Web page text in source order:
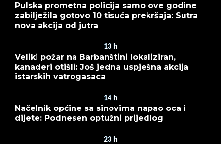
Pulska prometna policija samo ove godine
zabilježila gotovo 10 tisuća prekršaja: Sutra
nova akcija od jutra
13 h
Veliki požar na Barbanštini lokaliziran,
kanaderi otišli: Još jedna uspješna akcija
istarskih vatrogasaca
14 h
Načelnik općine sa sinovima napao oca i
dijete: Podnesen optužni prijedlog
23 h